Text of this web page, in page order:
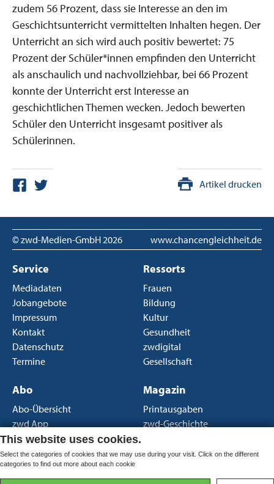
zudem 56 Prozent, dass sie Interesse an den im
Geschichtsunterricht vermittelten Inhalten hegen. Der
Unterricht an sich wird auch positiv bewertet: 75
Prozent der Schüler*innen empfinden den Unterricht
als anschaulich und nachvollziehbar, bei 66 Prozent
konnte der Unterricht erst Interesse an
geschichtlichen Themen wecken. Jedoch bewerten
Schüler den Unterricht insgesamt positiver als
Schülerinnen.
Artikel drucken
© zwd-Medien-GmbH 2026 www.chancengleichheit.de
Service
Mediadaten
Jobangebote
Impressum
Kontakt
Datenschutz
Termine
Ressorts
Frauen
Bildung
Kultur
Gesundheit
zwdigital
Gesellschaft
Abo
Abo-Übersicht
zwd App
Newsletter
AGB Print
AGB Portal
Magazin
Printausgaben
zwd-Geschichte
This website uses cookies.
Select the categories of cookies that we may use during your visit. Click on the different
categories to find out more about each cookie